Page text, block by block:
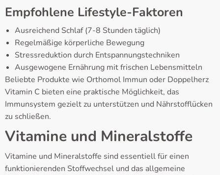
Empfohlene Lifestyle-Faktoren
Ausreichend Schlaf (7-8 Stunden täglich)
Regelmäßige körperliche Bewegung
Stressreduktion durch Entspannungstechniken
Ausgewogene Ernährung mit frischen Lebensmitteln
Beliebte Produkte wie Orthomol Immun oder Doppelherz
Vitamin C bieten eine praktische Möglichkeit, das
Immunsystem gezielt zu unterstützen und Nährstofflücken
zu schließen.
Vitamine und Mineralstoffe
Vitamine und Mineralstoffe sind essentiell für einen
funktionierenden Stoffwechsel und das allgemeine